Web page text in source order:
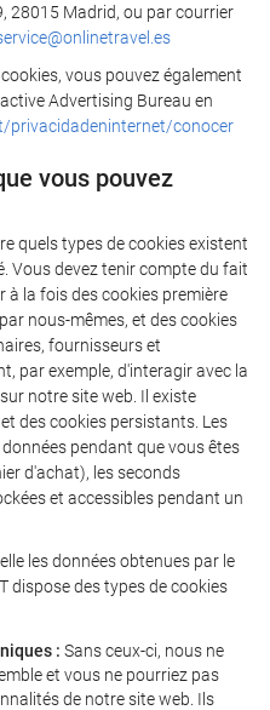
28015 Madrid, ou par courrier
vous pouvez également
Advertising Bureau en
privacidadeninternet/conocer
vous pouvez
quels types de cookies existent
Vous devez tenir compte du fait
à la fois des cookies première
nous-mêmes, et des cookies
fournisseurs et
par exemple, d'interagir avec la
notre site web. Il existe
des cookies persistants. Les
pendant que vous êtes
d'achat), les seconds
et accessibles pendant un
les données obtenues par le
dispose des types de cookies
: Sans ceux-ci, nous ne
et vous ne pourriez pas
de notre site web. Ils